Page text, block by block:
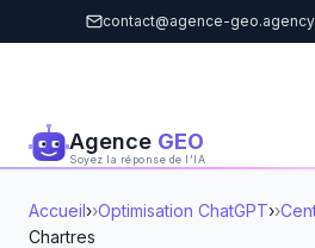
contact@agence-geo.agency
Agence GEO
Soyez la réponse de l'IA
Accueil› Optimisation ChatGPT›
Chartres